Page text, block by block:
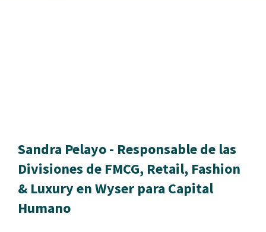
LINKEDIN
Sandra Pelayo - Responsable de las
Divisiones de FMCG, Retail, Fashion
& Luxury en Wyser para Capital
Humano